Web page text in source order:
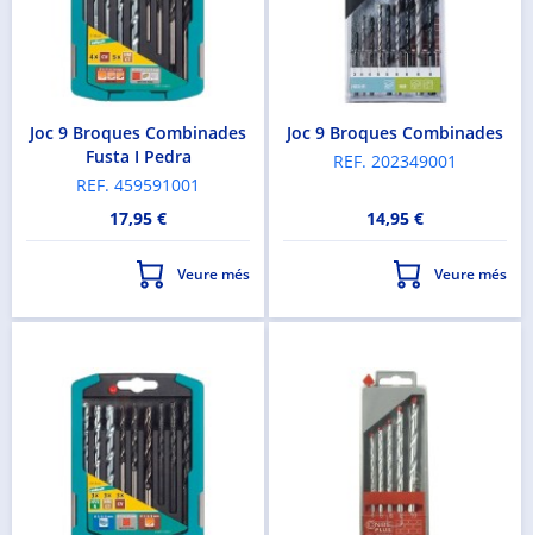
No oblidis demanar la teva comanda a recepció;
la tindrem a punt perquè no hagis d'esperar!
Joc 9 Broques Combinades
Fusta I Pedra
REF. 459591001
17,95 €
Veure més
Joc 9 Broques Combinades
REF. 202349001
14,95 €
Veure més